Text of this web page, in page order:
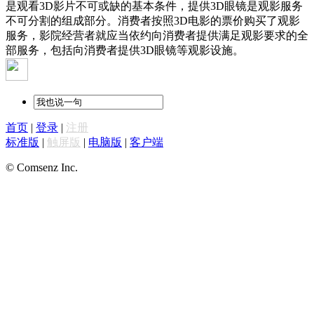
是观看3D影片不可或缺的基本条件，提供3D眼镜是观影服务
不可分割的组成部分。消费者按照3D电影的票价购买了观影
服务，影院经营者就应当依约向消费者提供满足观影要求的全
部服务，包括向消费者提供3D眼镜等观影设施。
首页 | 登录 | 注册
标准版 | 触屏版 | 电脑版 | 客户端
© Comsenz Inc.